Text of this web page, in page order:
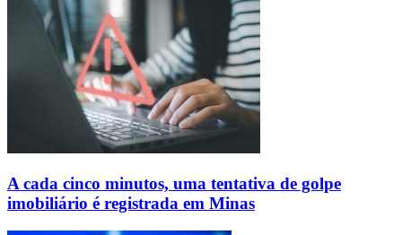
A cada cinco minutos, uma tentativa de golpe
imobiliário é registrada em Minas